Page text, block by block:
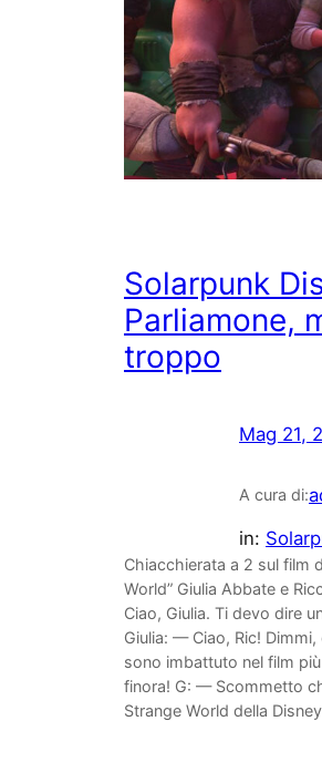
Solarpunk
Parliamone,
troppo
Mag 21,
A cura di:
in:
Chiacchierata a 2 sul film
World” Giulia Abbate e
Ciao, Giulia. Ti devo dire
Giulia: — Ciao, Ric! Dimmi,
sono imbattuto nel film
finora! G: — Scommetto
Strange World della